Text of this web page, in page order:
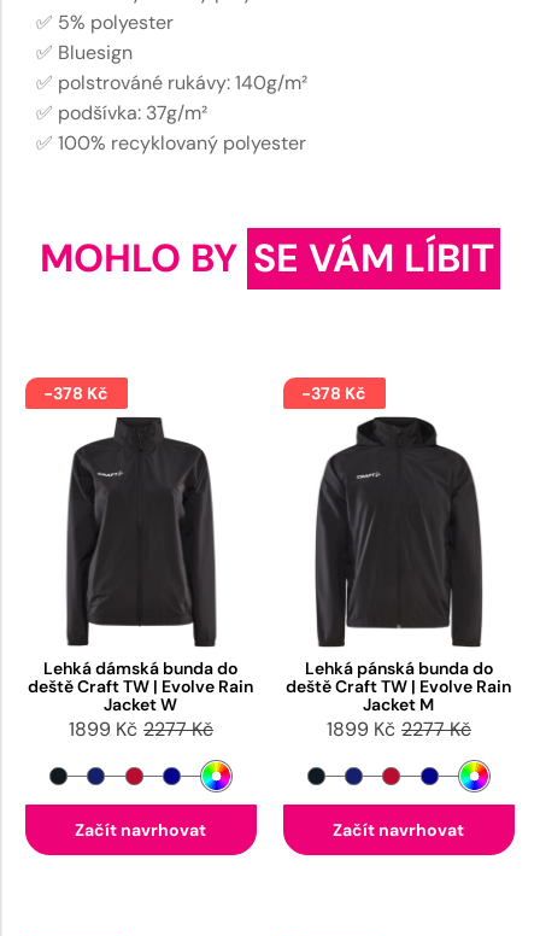
✅ 5% polyester
✅ Bluesign
✅ polstrováné rukávy: 140g/m²
✅ podšívka: 37g/m²
✅ 100% recyklovaný polyester
MOHLO BY SE VÁM LÍBIT
-378 Kč
Lehká dámská bunda do
deště Craft TW | Evolve Rain
Jacket W
1899 Kč 2277 Kč
Začít navrhovat
-378 Kč
Lehká pánská bunda do
deště Craft TW | Evolve Rain
Jacket M
1899 Kč 2277 Kč
Začít navrhovat